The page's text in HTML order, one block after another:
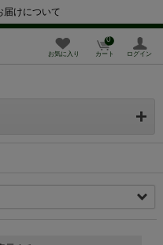
けについて
お気に入り カート
0
ログイン